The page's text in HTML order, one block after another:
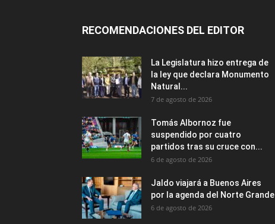
RECOMENDACIONES DEL EDITOR
La Legislatura hizo entrega de
la ley que declara Monumento
Natural...
7 de agosto de 2026
Tomás Albornoz fue
suspendido por cuatro
partidos tras su cruce con...
6 de agosto de 2026
Jaldo viajará a Buenos Aires
por la agenda del Norte Grande
6 de agosto de 2026